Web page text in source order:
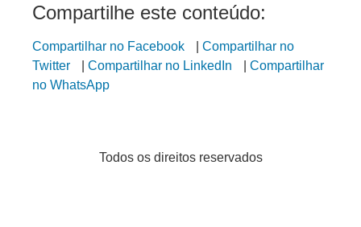
Compartilhe este conteúdo:
Compartilhar no Facebook
Compartilhar no
Twitter
Compartilhar no LinkedIn
Compartilhar
no WhatsApp
Todos os direitos reservados